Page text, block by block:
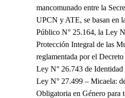
mancomunado entre la
UPCN y ATE, se basan en
Público N° 25.164, la Ley
Protección Integral de las
reglamentada por el
Ley N° 26.743 de Identidad
Ley N° 27.499 – Micaela:
Obligatoria en Género para